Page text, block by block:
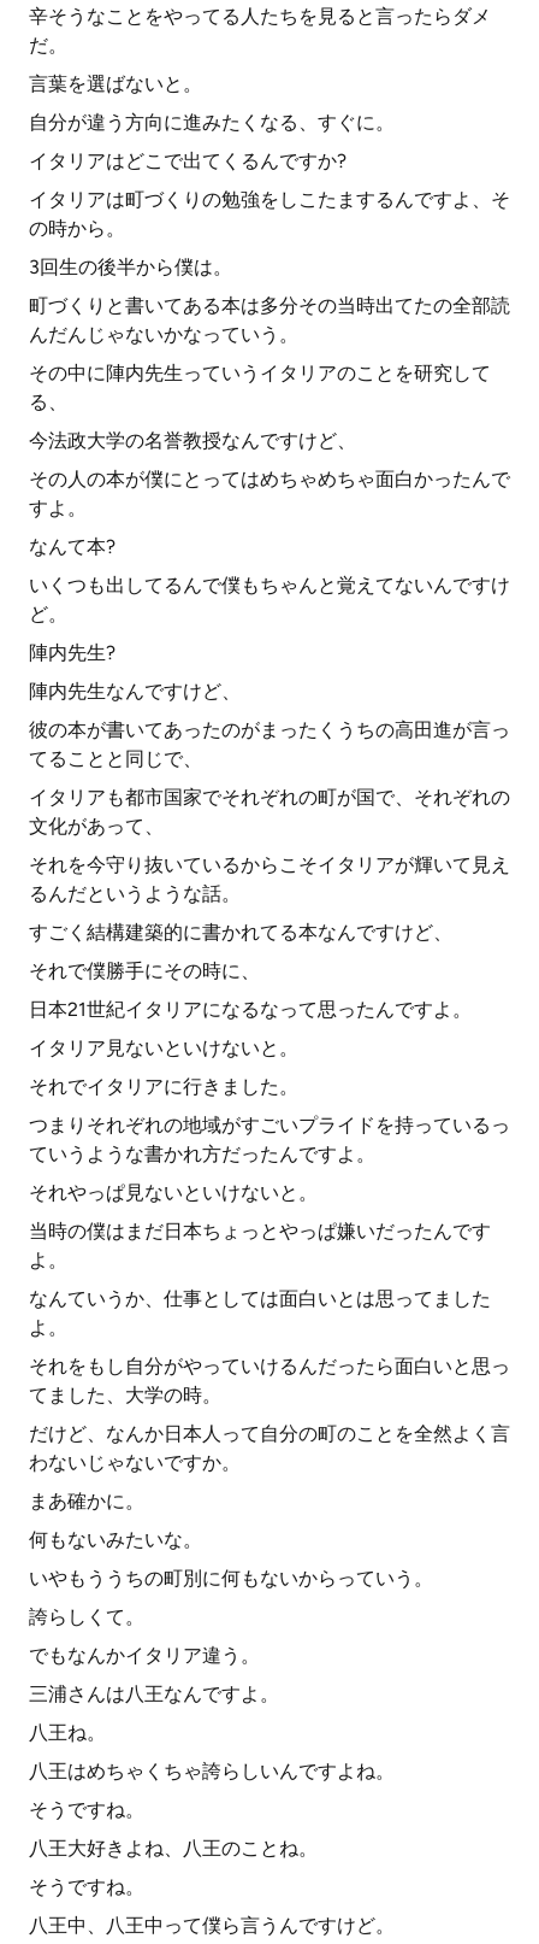
辛そうなことをやってる人たちを見ると言ったらダメ
だ。
言葉を選ばないと。
自分が違う方向に進みたくなる、すぐに。
イタリアはどこで出てくるんですか?
イタリアは町づくりの勉強をしこたまするんですよ、そ
の時から。
3回生の後半から僕は。
町づくりと書いてある本は多分その当時出てたの全部読
んだんじゃないかなっていう。
その中に陣内先生っていうイタリアのことを研究して
る、
今法政大学の名誉教授なんですけど、
その人の本が僕にとってはめちゃめちゃ面白かったんで
すよ。
なんて本?
いくつも出してるんで僕もちゃんと覚えてないんですけ
ど。
陣内先生?
陣内先生なんですけど、
彼の本が書いてあったのがまったくうちの高田進が言っ
てることと同じで、
イタリアも都市国家でそれぞれの町が国で、それぞれの
文化があって、
それを今守り抜いているからこそイタリアが輝いて見え
るんだというような話。
すごく結構建築的に書かれてる本なんですけど、
それで僕勝手にその時に、
日本21世紀イタリアになるなって思ったんですよ。
イタリア見ないといけないと。
それでイタリアに行きました。
つまりそれぞれの地域がすごいプライドを持っているっ
ていうような書かれ方だったんですよ。
それやっぱ見ないといけないと。
当時の僕はまだ日本ちょっとやっぱ嫌いだったんです
よ。
なんていうか、仕事としては面白いとは思ってました
よ。
それをもし自分がやっていけるんだったら面白いと思っ
てました、大学の時。
だけど、なんか日本人って自分の町のことを全然よく言
わないじゃないですか。
まあ確かに。
何もないみたいな。
いやもううちの町別に何もないからっていう。
誇らしくて。
でもなんかイタリア違う。
三浦さんは八王なんですよ。
八王ね。
八王はめちゃくちゃ誇らしいんですよね。
そうですね。
八王大好きよね、八王のことね。
そうですね。
八王中、八王中って僕ら言うんですけど。